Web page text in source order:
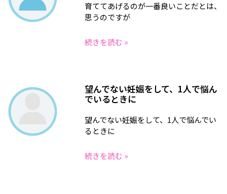
育ててあげるのが一番良いことだとは、
思うのですが
続きを読む »
望んでない妊娠をして、1人で悩ん
でいるときに
望んでない妊娠をして、1人で悩んでい
るときに
続きを読む »